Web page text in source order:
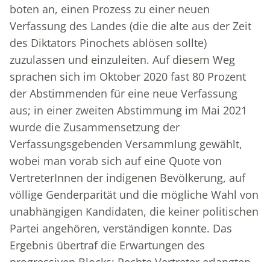
boten an, einen Prozess zu einer neuen
Verfassung des Landes (die die alte aus der Zeit
des Diktators Pinochets ablösen sollte)
zuzulassen und einzuleiten. Auf diesem Weg
sprachen sich im Oktober 2020 fast 80 Prozent
der Abstimmenden für eine neue Verfassung
aus; in einer zweiten Abstimmung im Mai 2021
wurde die Zusammensetzung der
Verfassungsgebenden Versammlung gewählt,
wobei man vorab sich auf eine Quote von
VertreterInnen der indigenen Bevölkerung, auf
völlige Genderparität und die mögliche Wahl von
unabhängigen Kandidaten, die keiner politischen
Partei angehören, verständigen konnte. Das
Ergebnis übertraf die Erwartungen des